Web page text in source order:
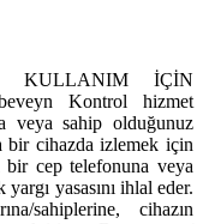
KULLANIM İÇİN
Kontrol hizmet
veya sahip olduğunuz
bir cihazda izlemek için
bir cep telefonuna veya
yasasını ihlal eder.
sahiplerine, cihazın